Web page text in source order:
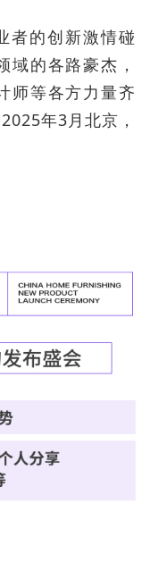
者的创新激情碰
域的各路豪杰，
师等各方力量齐
年3月北京，